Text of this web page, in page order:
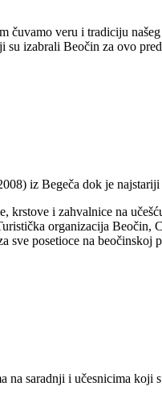
veru i tradiciju
izabrali Beočin za ovo
iz Begeča dok je
krstove i zahvalnice na
organizacija
sve posetioce na beočinskoj
saradnji i učesnicima